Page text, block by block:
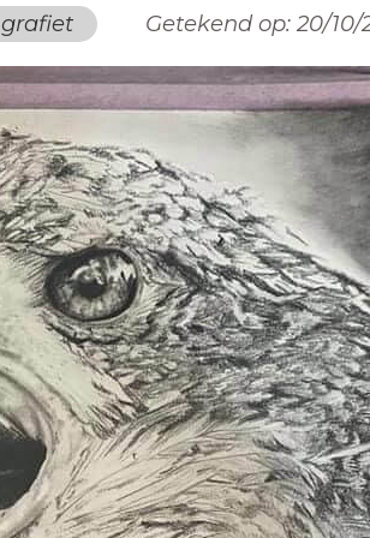
grafiet Getekend op:20/10/